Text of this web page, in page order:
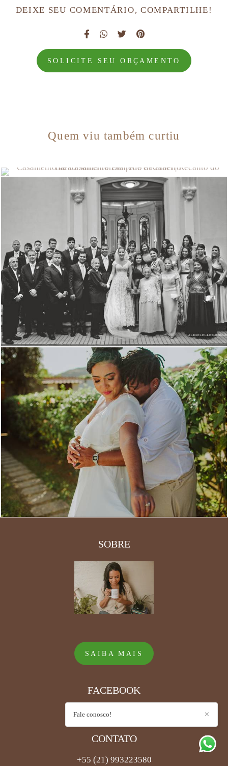
DEIXE SEU COMENTÁRIO, COMPARTILHE!
SOLICITE SEU ORÇAMENTO
Quem viu também curtiu
2936 0
2056 0
1533 28
SOBRE
SAIBA MAIS
FACEBOOK
CONTATO
+55 (21) 993223580
✕
Fale conosco!